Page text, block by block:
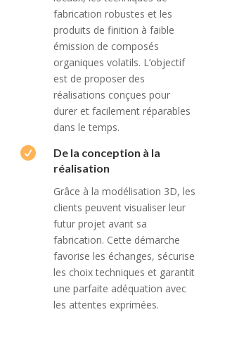
fabrication robustes et les
produits de finition à faible
émission de composés
organiques volatils. L’objectif
est de proposer des
réalisations conçues pour
durer et facilement réparables
dans le temps.

De la conception à la
réalisation
Grâce à la modélisation 3D, les
clients peuvent visualiser leur
futur projet avant sa
fabrication. Cette démarche
favorise les échanges, sécurise
les choix techniques et garantit
une parfaite adéquation avec
les attentes exprimées.